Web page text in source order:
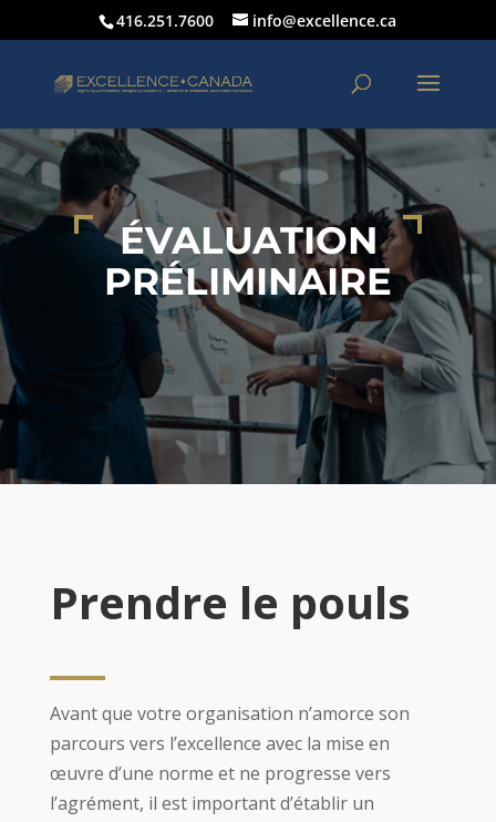
416.251.7600 info@excellence.ca
ÉVALUATION
PRÉLIMINAIRE
Prendre le pouls
Avant que votre organisation n’amorce son
parcours vers l’excellence avec la mise en
œuvre d’une norme et ne progresse vers
l’agrément, il est important d’établir un